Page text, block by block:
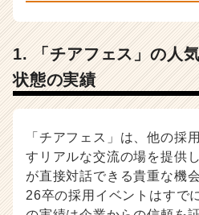
事
ベ
ン
ャ
ー・
成
長
1. 「チアフェス」の人
状態の実績
「チアフェス」は、他の採
すリアルな交流の場を提供
が直接対話できる貴重な機
26卒の採用イベントはすで